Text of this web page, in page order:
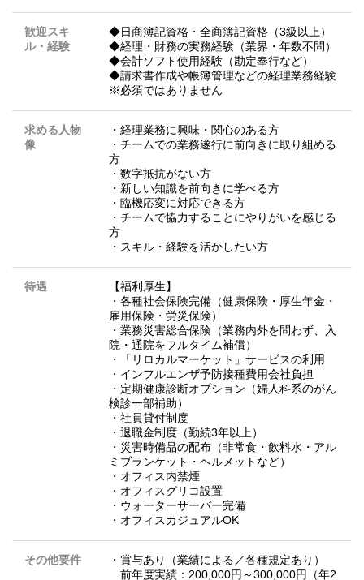
歓迎スキ
ル・経験
◆日商簿記資格・全商簿記資格（3級以上）
◆経理・財務の実務経験（業界・年数不問）
◆会計ソフト使用経験（勘定奉行など）
◆請求書作成や帳簿管理などの経理業務経験
※必須ではありません
求める人物
像
・経理業務に興味・関心のある方
・チームでの業務遂行に前向きに取り組める
方
・数字抵抗がない方
・新しい知識を前向きに学べる方
・臨機応変に対応できる方
・チームで協力することにやりがいを感じる
方
・スキル・経験を活かしたい方
待遇
【福利厚生】
・各種社会保険完備（健康保険・厚生年金・
雇用保険・労災保険）
・業務災害総合保険（業務内外を問わず、入
院・通院をフルタイム補償）
・「リロカルマーケット」サービスの利用
・インフルエンザ予防接種費用会社負担
・定期健康診断オプション（婦人科系のがん
検診一部補助）
・社員貸付制度
・退職金制度（勤続3年以上）
・災害時備品の配布（非常食・飲料水・アル
ミブランケット・ヘルメットなど）
・オフィス内禁煙
・オフィスグリコ設置
・ウォーターサーバー完備
・オフィスカジュアルOK
その他要件
・賞与あり（業績による／各種規定あり）
前年度実績：200,000円～300,000円（年2